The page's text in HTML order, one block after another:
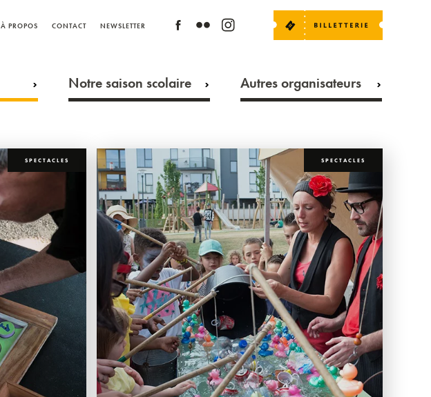
À PROPOS CONTACT NEWSLETTER
Notre saison scolaire Autres organisateurs
SPECTACLES SPECTACLES